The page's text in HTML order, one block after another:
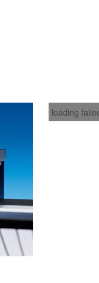
loading